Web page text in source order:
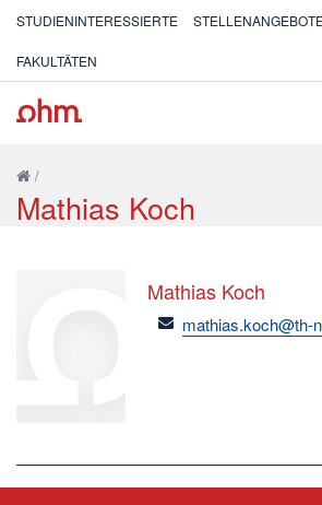
STUDIENINTERESSIERTE
FAKULTÄTEN
/
Mathias Koch
Mathias Koch
email
mathias.koch@th-